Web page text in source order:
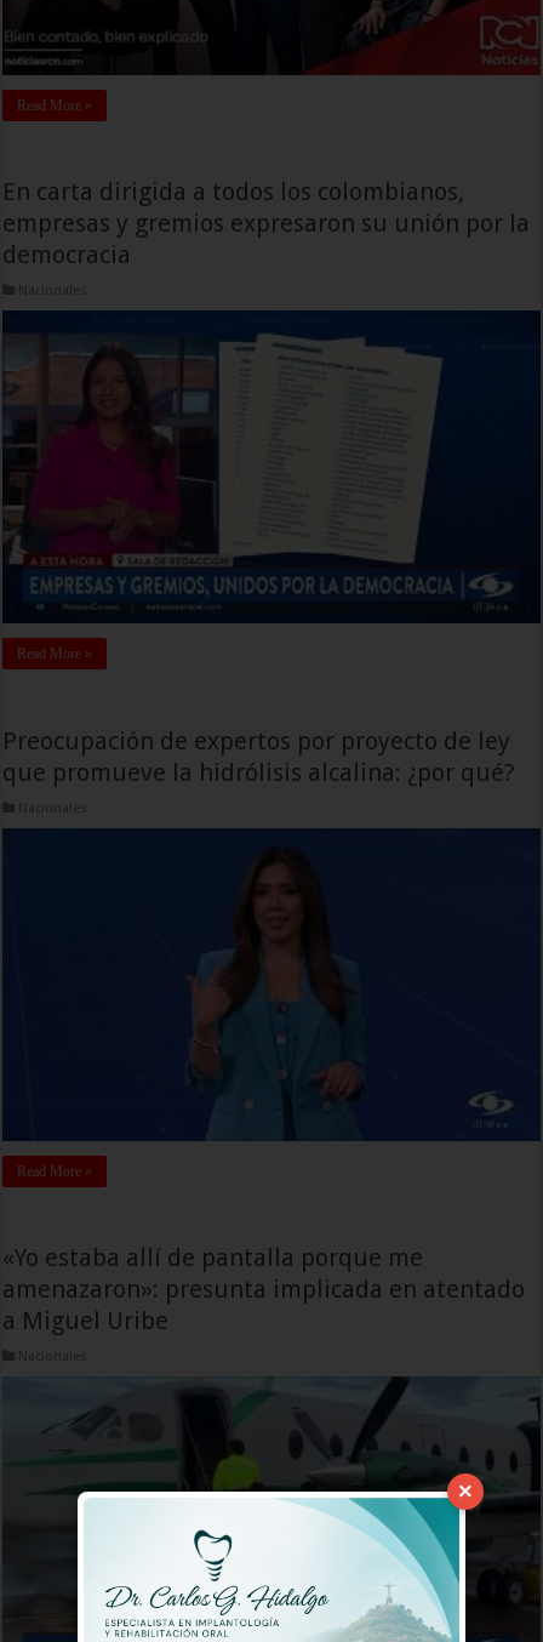
Read More »
En carta dirigida a todos los colombianos,
empresas y gremios expresaron su unión por la
democracia
Nacionales
Read More »
Preocupación de expertos por proyecto de ley
que promueve la hidrólisis alcalina: ¿por qué?
Nacionales
Read More »
«Yo estaba allí de pantalla porque me
amenazaron»: presunta implicada en atentado
a Miguel Uribe
Nacionales
×